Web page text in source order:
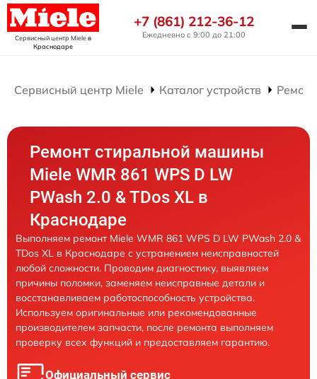
Сервисный центр Mieleв
Краснодаре
+7 (861) 212-36-12
Ежедневно с 9:00 до 21:00
Сервисный центр Miele Каталог устройств
Ремонт стиральной машины
Miele WMR 861 WPS D LW
PWash 2.0 & TDos XL в
Краснодаре
Выполняем ремонт Miele WMR 861 WPS D LW PWash 2.0 &
TDos XL в Краснодаре с устранением неисправностей
любой сложности. Проводим диагностику, выявляем
причины поломки, заменяем неисправные детали и
восстанавливаем работоспособность устройства.
Используем оригинальные или рекомендованные
производителем запчасти, после ремонта выполняем
проверку всех функций и предоставляем гарантию.
Официальный сервис